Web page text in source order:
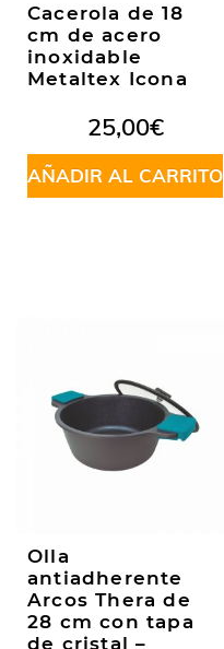
Cacerola de 18
cm de acero
inoxidable
Metaltex Icona
25,00€
AÑADIR AL CARRITO
Olla
antiadherente
Arcos Thera de
28 cm con tapa
de cristal –